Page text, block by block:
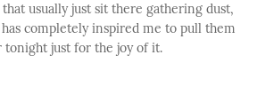
that usually just sit there gathering dust,
completely inspired me to pull them
just for the joy of it.